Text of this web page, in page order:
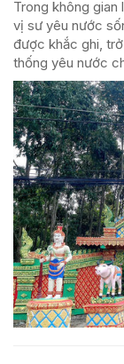
Trong không
vị sư yêu nước
được khắc ghi,
thống yêu nước